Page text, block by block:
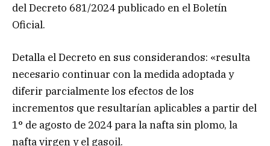
del Decreto 681/2024 publicado en el Boletín
Oficial.
Detalla el Decreto en sus considerandos: «resulta
necesario continuar con la medida adoptada y
diferir parcialmente los efectos de los
incrementos que resultarían aplicables a partir del
1° de agosto de 2024 para la nafta sin plomo, la
nafta virgen y el gasoil.